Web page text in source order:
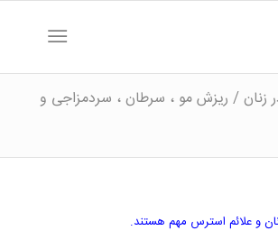
زنان / ریزش مو ، سرطان ، سردمزاجی و
و علائم استرس مهم هستند.